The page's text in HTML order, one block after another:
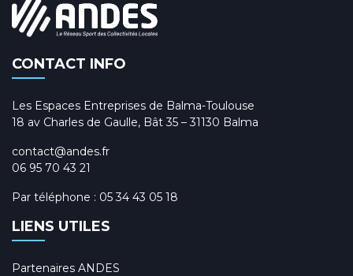
CONTACT INFO
Les Espaces Entreprises de Balma-Toulouse
18 av Charles de Gaulle, Bât 35 – 31130 Balma
contact@andes.fr
06 95 70 43 21
Par téléphone : 05 34 43 05 18
LIENS UTILES
Partenaires ANDES